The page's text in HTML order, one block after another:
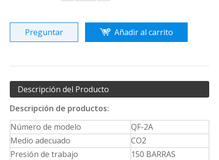
Preguntar Añadir al carrito
Descripción del Producto
Descripción de productos:
Número de modelo
QF-2A
Medio adecuado
CO2
Presión de trabajo
150 BARRAS